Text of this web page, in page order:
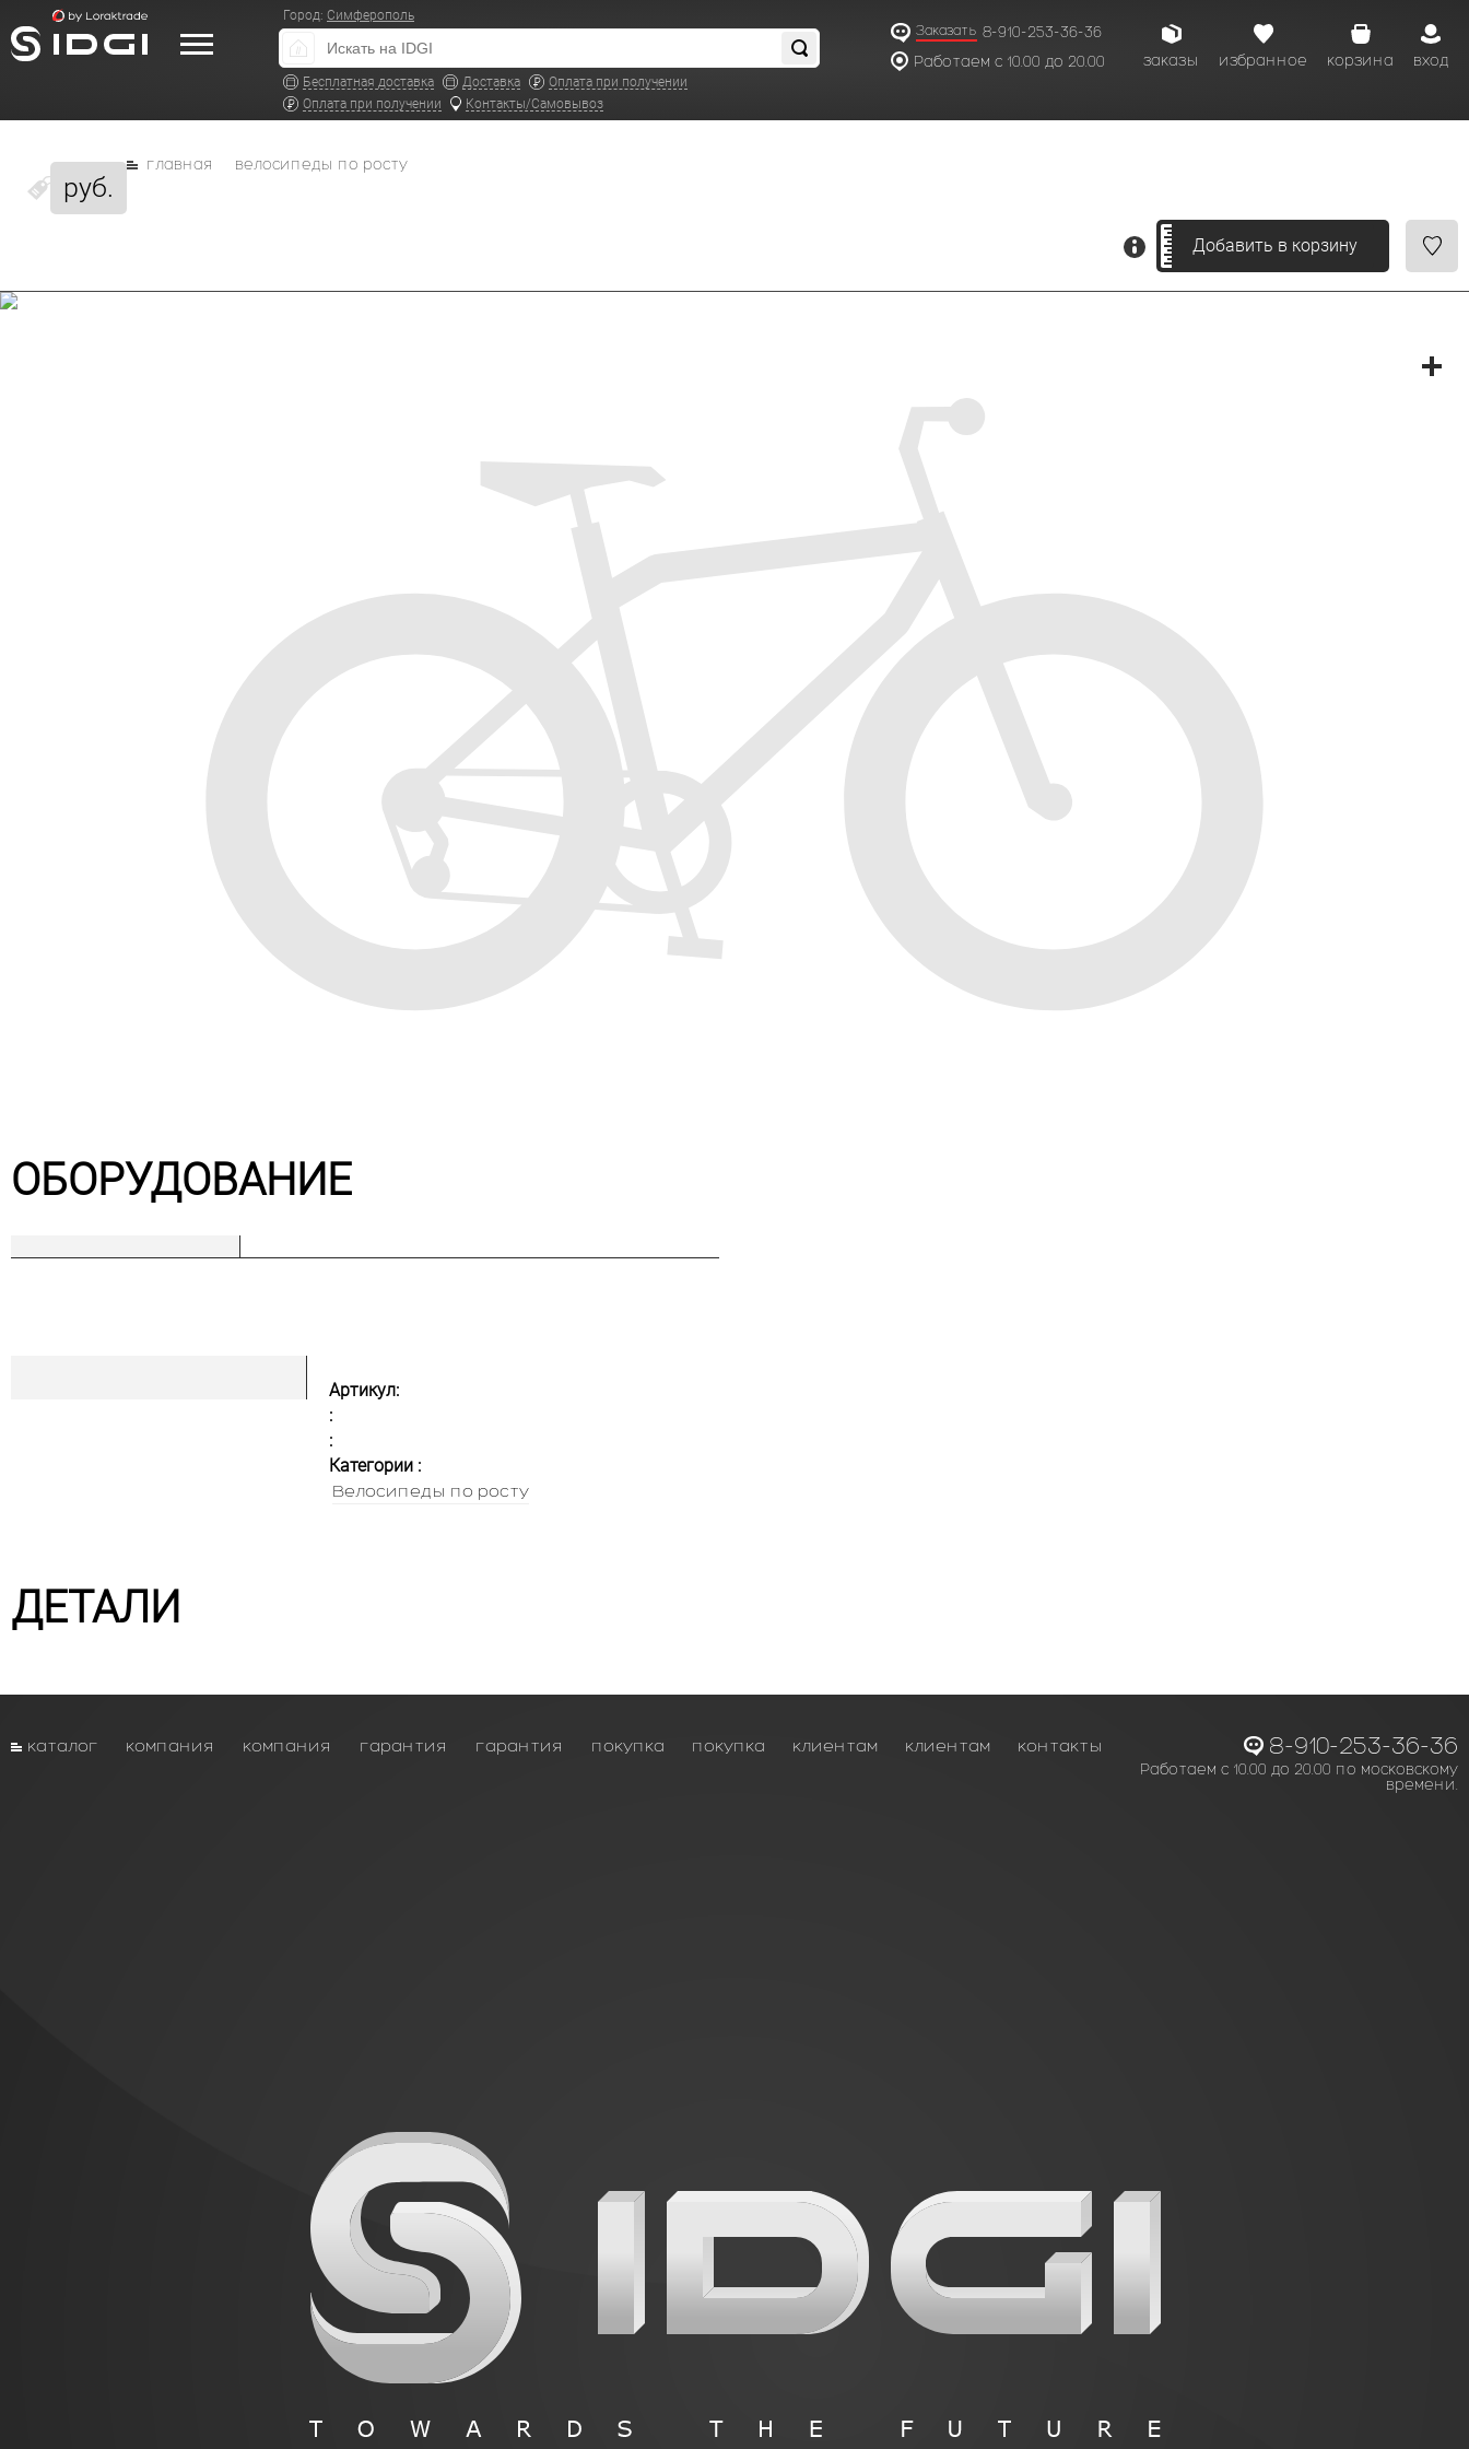
Город: Симферополь
Бесплатная доставка Доставка
Оплата при получении
Оплата при получении
Контакты/Самовывоз
Заказать 8-910-253-36-36
Работаем с 10.00 до 20.00
вход
корзина
избранное
заказы
руб.
главная велосипеды по росту
Добавить в корзину
ОБОРУДОВАНИЕ
Артикул:
:
:
Категории :
Велосипеды по росту
ДЕТАЛИ
каталог компания компания гарантия гарантия покупка покупка клиентам клиентам контакты 8-910-253-36-36
Работаем с 10.00 до 20.00 по московскому
времени.